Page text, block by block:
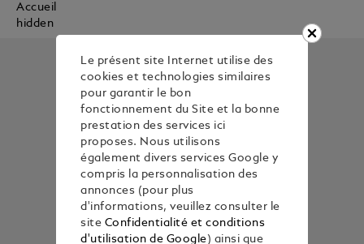
Accueil
hidden
Le présent site Internet utilise des
cookies et technologies similaires
pour garantir le bon
fonctionnement du Site et la bonne
prestation des services ici
proposes. Nous utilisons
également divers services Google y
compris la personnalisation des
annonces (pour plus
d'informations, veuillez consulter le
site Confidentialité et conditions
d'utilisation de Google ) ainsi que